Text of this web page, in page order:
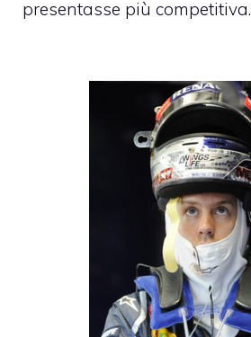
presentasse più competitiva.